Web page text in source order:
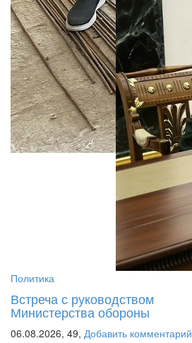
Политика
Встреча с руководством
Министерства обороны
06.08.2026, 49, Добавить комментарий